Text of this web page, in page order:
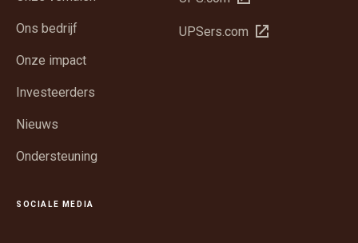
Ons bedrijf
Onze impact
Investeerders
Nieuws
Ondersteuning
een
UPSers.com Opent
SOCIALE MEDIA